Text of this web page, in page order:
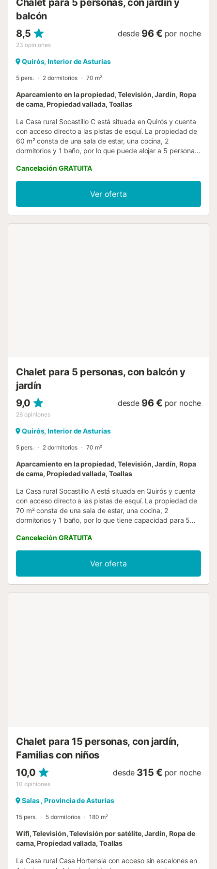
Chalet para 5 personas, con jardín y
balcón
8,5
23 opiniones
desde 96 € por noche
Quirós, Interior de Asturias
5 pers. 2 dormitorios 70 m²
Aparcamiento en la propiedad, Televisión, Jardín, Ropa
de cama, Propiedad vallada, Toallas
La Casa rural Socastillo C está situada en Quirós y cuenta
con acceso directo a las pistas de esquí. La propiedad de
60 m² consta de una sala de estar, una cocina, 2
dormitorios y 1 baño, por lo que puede alojar a 5 personas.
Este alquiler de vacaciones dispone de un espacio exterior
privado con jardín, terraza cubierta, balcón y barbacoa.
hay 2 plazas de parking disponibles en la propiedad. Se
permite un máximo de 2 mascotas. No se permite fumar ni
celebrar eventos. Este inmueble no dispone de aire
Cancelación GRATUITA
Ver oferta
Chalet para 5 personas, con balcón y
jardín
9,0
26 opiniones
desde 96 € por noche
Quirós, Interior de Asturias
5 pers. 2 dormitorios 70 m²
Aparcamiento en la propiedad, Televisión, Jardín, Ropa
de cama, Propiedad vallada, Toallas
La Casa rural Socastillo A está situada en Quirós y cuenta
con acceso directo a las pistas de esquí. La propiedad de
70 m² consta de una sala de estar, una cocina, 2
dormitorios y 1 baño, por lo que tiene capacidad para 5
lavadora. Este establecimiento dispone de una zona
exterior privada con jardín, terraza cubierta, balcón y
barbacoa. Hay una plaza de aparcamiento disponible en la
propiedad. Se permite un máximo de 2 mascotas. No se
permite fumar ni celebrar eventos. Este inmueble no
Cancelación GRATUITA
Ver oferta
Chalet para 15 personas, con jardín,
Familias con niños
10,0
10 opiniones
desde 315 € por noche
Salas , Provincia de Asturias
15 pers. 5 dormitorios 180 m²
Wifi, Televisión, Televisión por satélite, Jardín, Ropa de
cama, Propiedad vallada, Toallas
La Casa rural Casa Hortensia con acceso sin escalones en